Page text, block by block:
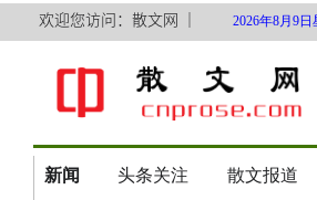
欢迎您访问：散文网 ｜
新闻 头条关注 散文报道
2026年8月9日